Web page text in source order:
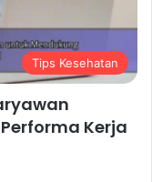
Nutrisi
Aktivitas